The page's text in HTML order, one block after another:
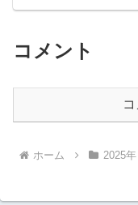
コメント
ホーム 2025年